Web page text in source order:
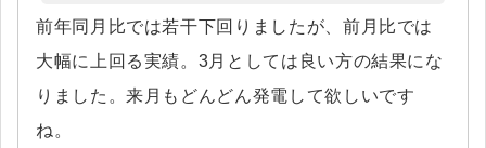
前年同月比では若干下回りましたが、前月比では
大幅に上回る実績。3月としては良い方の結果にな
りました。来月もどんどん発電して欲しいです
ね。